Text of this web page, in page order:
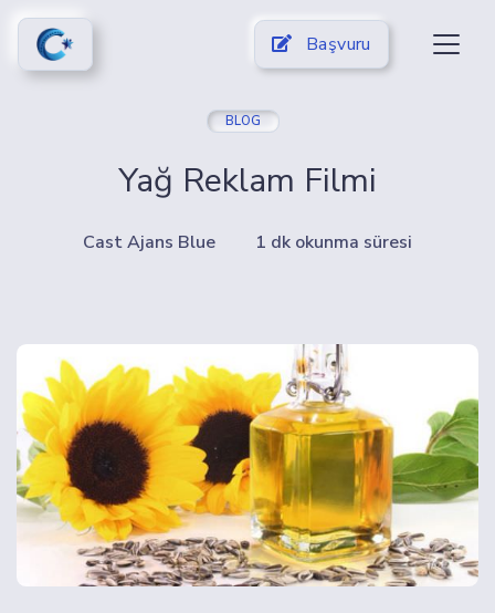
Başvuru
BLOG
Yağ Reklam Filmi
Cast Ajans Blue 1 dk okunma süresi